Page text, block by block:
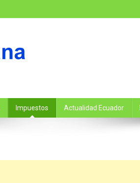
Impuestos Actualidad Ecuador